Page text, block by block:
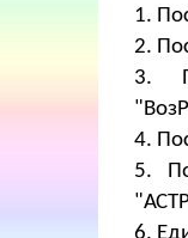
1.
2.
3.
4.
5.